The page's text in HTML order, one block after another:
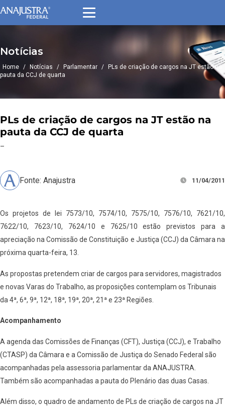
Notícias
Home / Notícias / Parlamentar /
PLs de criação de cargos na JT estão na
pauta da CCJ de quarta
PLs de criação de cargos na JT estão na
pauta da CCJ de quarta
–
Fonte: Anajustra 11/04/2011
Os projetos de lei 7573/10, 7574/10, 7575/10, 7576/10, 7621/10,
7622/10, 7623/10, 7624/10 e 7625/10 estão previstos para a
apreciação na Comissão de Constituição e Justiça (CCJ) da Câmara na
próxima quarta-feira, 13.
As propostas pretendem criar de cargos para servidores, magistrados
e novas Varas do Trabalho, as proposições contemplam os Tribunais
da 4ª, 6ª, 9ª, 12ª, 18ª, 19ª, 20ª, 21ª e 23ª Regiões.
Acompanhamento
A agenda das Comissões de Finanças (CFT), Justiça (CCJ), e Trabalho
(CTASP) da Câmara e a Comissão de Justiça do Senado Federal são
acompanhadas pela assessoria parlamentar da ANAJUSTRA.
Também são acompanhadas a pauta do Plenário das duas Casas.
Além disso, o quadro de andamento de PLs de criação de cargos na JT